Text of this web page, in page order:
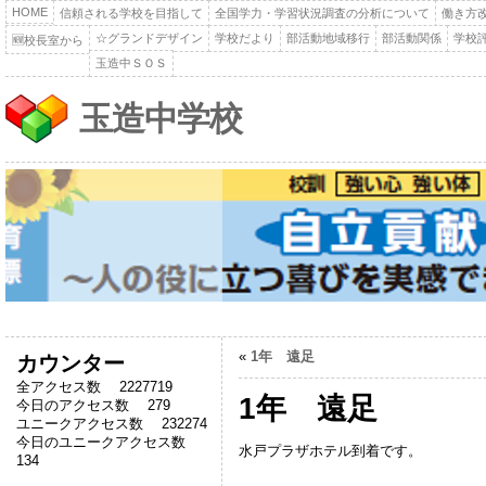
HOME 信頼される学校を目指して 全国学力・学習状況調査の分析について 働き方
🆕校長室から ☆グランドデザイン 学校だより 部活動地域移行 部活動関係
学校
玉造中ＳＯＳ
玉造中学校
カウンター
全アクセス数 2227719
今日のアクセス数 279
ユニークアクセス数 232274
今日のユニークアクセス数
134
« 1年 遠足
1年 遠足
水戸プラザホテル到着です。